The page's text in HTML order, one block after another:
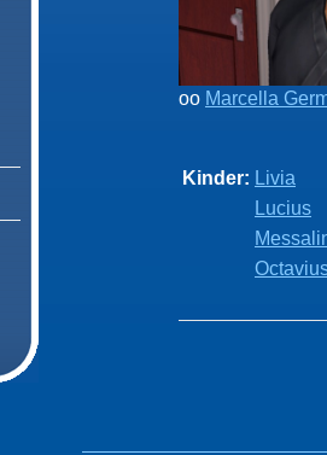
oo Marcella
Kinder: Livia
Lucius